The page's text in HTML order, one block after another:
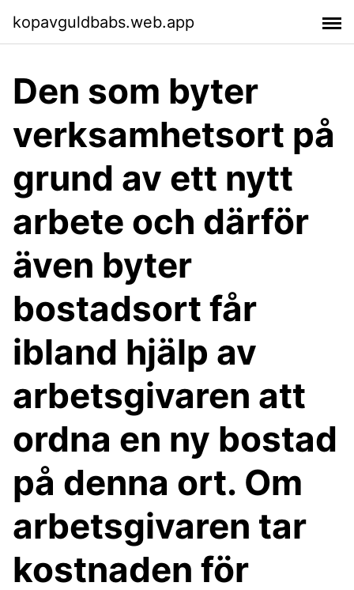
kopavguldbabs.web.app
Den som byter
verksamhetsort på
grund av ett nytt
arbete och därför
även byter
bostadsort får
ibland hjälp av
arbetsgivaren att
ordna en ny bostad
på denna ort. Om
arbetsgivaren tar
kostnaden för